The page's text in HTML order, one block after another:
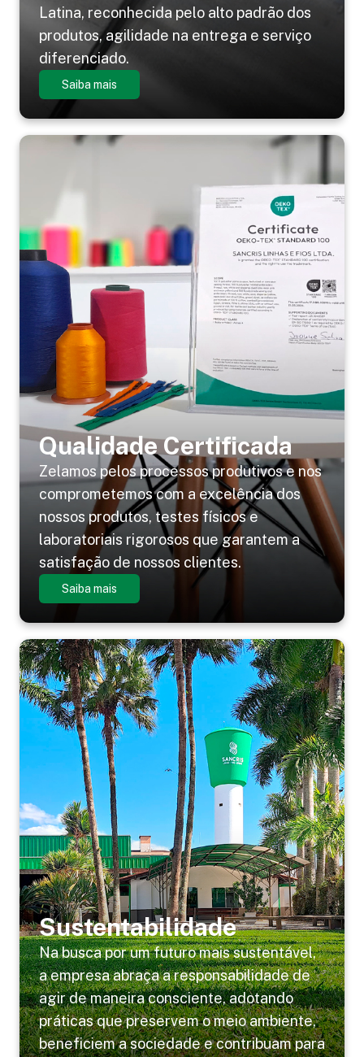
Latina, reconhecida pelo alto padrão dos
produtos, agilidade na entrega e serviço
diferenciado.
Saiba mais
Qualidade Certificada
Zelamos pelos processos produtivos e nos
comprometemos com a excelência dos
nossos produtos, testes físicos e
laboratoriais rigorosos que garantem a
satisfação de nossos clientes.
Saiba mais
Sustentabilidade
Na busca por um futuro mais sustentável,
a empresa abraça a responsabilidade de
agir de maneira consciente, adotando
práticas que preservem o meio ambiente,
beneficiem a sociedade e contribuam para